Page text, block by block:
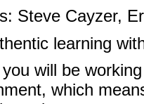
Steve Cayzer,
learning
you will be
which